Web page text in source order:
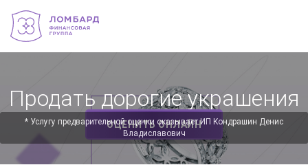
Продать дорогие украшения
ОЦЕНИТЬ ОНЛАЙН
✕
* Услугу предварительной оценки оказывает ИП Кондрашин Денис
Владиславович